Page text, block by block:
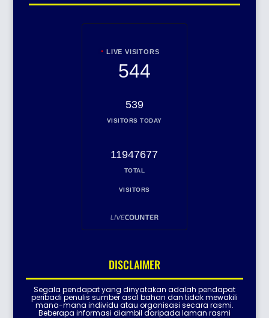
LIVE VISITORS
544
539
VISITORS TODAY
11947677
TOTAL
VISITORS
DISCLAIMER
Segala pendapat yang dinyatakan adalah pendapat
peribadi penulis sumber asal bahan dan tidak mewakili
mana-mana individu atau organisasi secara rasmi.
Beberapa informasi diambil daripada laman rasmi